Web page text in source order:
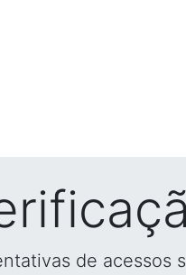
de acessos